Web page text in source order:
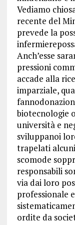
Vediamo
recente del
prevede la
Anch’esse
pressioni
accade alla
imparziale,
biotecnologie
università e
sviluppanoi
trapelati
scomode
responsabili
via dai loro
professionale
ordite da